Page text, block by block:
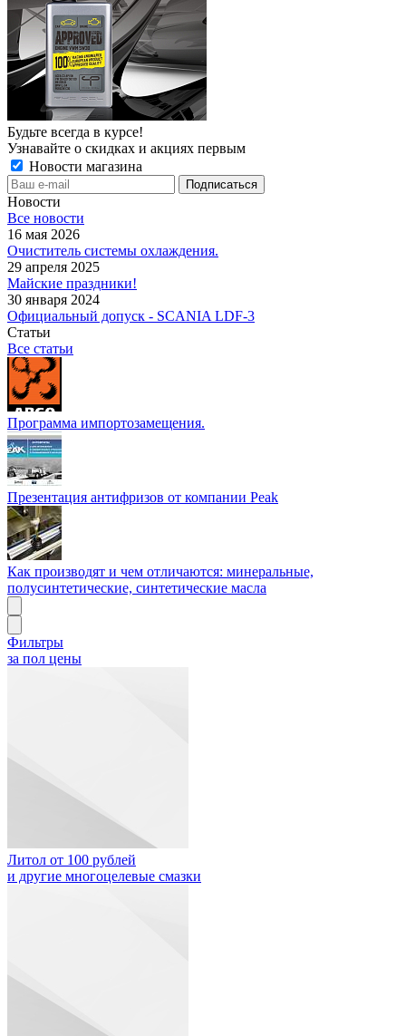
Будьте всегда в курсе!
Узнавайте о скидках и акциях первым
Новости магазина
Новости
Все новости
16 мая 2026
Очиститель системы охлаждения.
29 апреля 2025
Майские праздники!
30 января 2024
Официальный допуск - SCANIA LDF-3
Статьи
Все статьи
Программа импортозамещения.
Презентация антифризов от компании Peak
Как производят и чем отличаются: минеральные,
полусинтетические, синтетические масла
Фильтры
за пол цены
Литол от 100 рублей
и другие многоцелевые смазки